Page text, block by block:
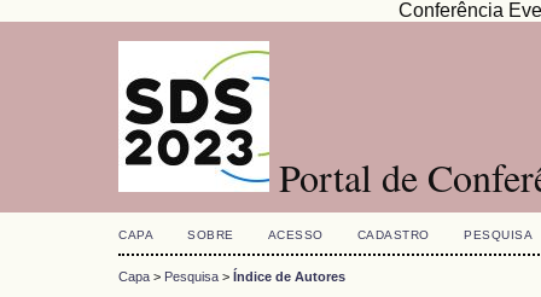
Conferência
Portal de
CAPA SOBRE ACESSO CADASTRO PESQUISA
Capa > Pesquisa > Índice de Autores